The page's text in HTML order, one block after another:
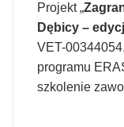
Projekt „
Dębicy –
VET-
programu
szkolenie